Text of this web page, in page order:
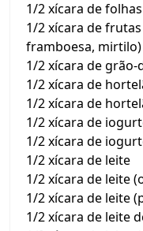
1/2 xícara de
1/2 xícara de
framboesa, mirtilo)
1/2 xícara de grão-
1/2 xícara de
1/2 xícara de
1/2 xícara de
1/2 xícara de
1/2 xícara de leite
1/2 xícara de leite
1/2 xícara de leite
1/2 xícara de leite